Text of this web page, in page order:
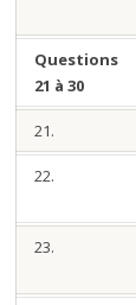
Questions
21 à 30
21.
22.
23.